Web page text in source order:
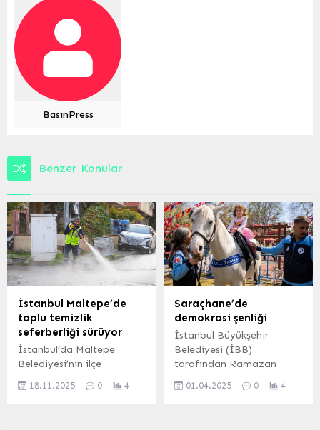
BasınPress
Benzer Konular
İstanbul Maltepe’de
toplu temizlik
seferberliği sürüyor
İstanbul’da Maltepe
Belediyesi’nin ilçe
temizlik çalışmaları hız
18.11.2025 0 4
Saraçhane’de
demokrasi şenliği
İstanbul Büyükşehir
Belediyesi (İBB)
tarafından Ramazan
olarak düzenlenen
01.04.2025 0 4